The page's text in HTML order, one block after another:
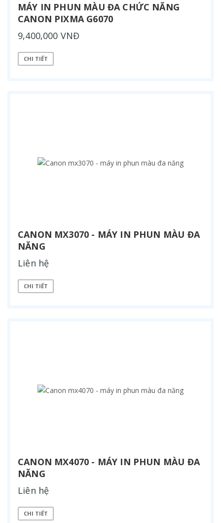
MÁY IN PHUN MÀU ĐA CHỨC NĂNG
CANON PIXMA G6070
9,400,000 VNĐ
CHI TIẾT
CANON MX3070 - MÁY IN PHUN MÀU ĐA
NĂNG
Liên hệ
CHI TIẾT
CANON MX4070 - MÁY IN PHUN MÀU ĐA
NĂNG
Liên hệ
CHI TIẾT